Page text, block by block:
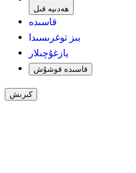
ھەدىيە قىل
قاسىدە
بىز توغرىسىدا
يازغۇچىلار
قاسىدە قوشۇش
كىرىش